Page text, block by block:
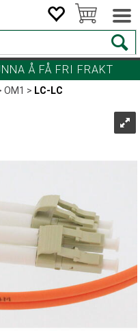
Å FÅ FRI FRAKT
OM1 > LC-LC